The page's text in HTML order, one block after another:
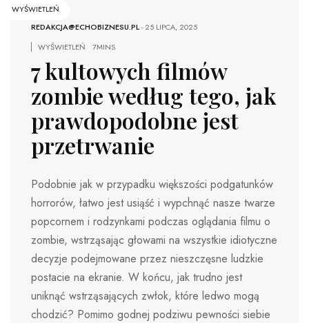
WYŚWIETLEŃ
REDAKCJA@ECHOBIZNESU.PL-25 LIPCA, 2025
WYŚWIETLEŃ
7MINS
7 kultowych filmów
zombie według tego, jak
prawdopodobne jest
przetrwanie
Podobnie jak w przypadku większości podgatunków
horrorów, łatwo jest usiąść i wypchnąć nasze twarze
popcornem i rodzynkami podczas oglądania filmu o
zombie, wstrząsając głowami na wszystkie idiotyczne
decyzje podejmowane przez nieszczęsne ludzkie
postacie na ekranie. W końcu, jak trudno jest
uniknąć wstrząsających zwłok, które ledwo mogą
chodzić? Pomimo godnej podziwu pewności siebie